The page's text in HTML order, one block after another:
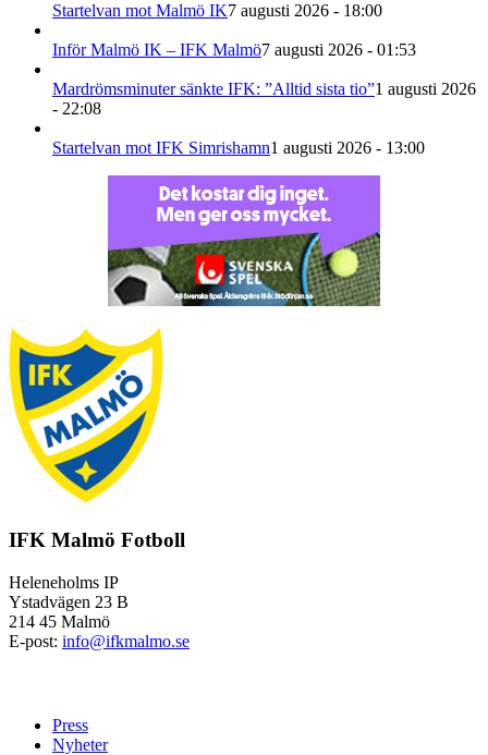
Startelvan mot Malmö IK7 augusti 2026 - 18:00
Inför Malmö IK – IFK Malmö7 augusti 2026 - 01:53
Mardrömsminuter sänkte IFK: ”Alltid sista tio”1 augusti 2026
- 22:08
Startelvan mot IFK Simrishamn1 augusti 2026 - 13:00
IFK Malmö Fotboll
Heleneholms IP
Ystadvägen 23 B
214 45 Malmö
E-post: info@ifkmalmo.se
Press
Nyheter